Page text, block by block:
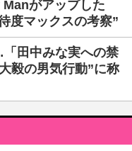
がアップした
度マックスの考察”
田中みな実への禁
毅の男気行動”に称